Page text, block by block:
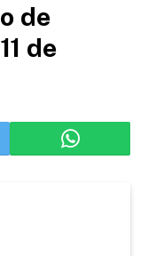
de
de